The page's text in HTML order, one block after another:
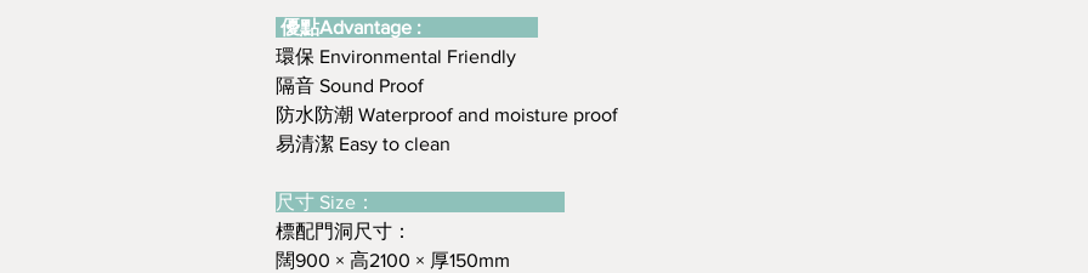
優點Advantage :
環保 Environmental Friendly
隔音 Sound Proof
防水防潮 Waterproof and moisture proof
易清潔 Easy to clean
尺寸 Size：
標配門洞尺寸：
闊900 × 高2100 × 厚150mm